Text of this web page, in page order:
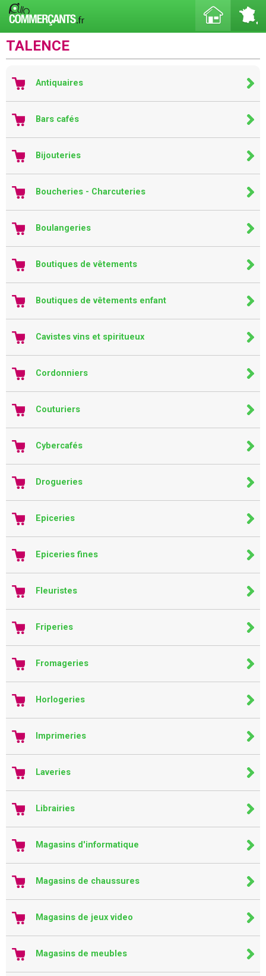
TALENCE
Antiquaires
Bars cafés
Bijouteries
Boucheries - Charcuteries
Boulangeries
Boutiques de vêtements
Boutiques de vêtements enfant
Cavistes vins et spiritueux
Cordonniers
Couturiers
Cybercafés
Drogueries
Epiceries
Epiceries fines
Fleuristes
Friperies
Fromageries
Horlogeries
Imprimeries
Laveries
Librairies
Magasins d'informatique
Magasins de chaussures
Magasins de jeux video
Magasins de meubles